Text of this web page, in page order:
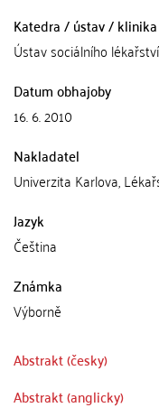
Katedra / ústav / klinika
Ústav sociálního lékařství
Datum obhajoby
16. 6. 2010
Nakladatel
Univerzita Karlova,
Jazyk
Čeština
Známka
Výborně
Abstrakt (česky)
Abstrakt (anglicky)